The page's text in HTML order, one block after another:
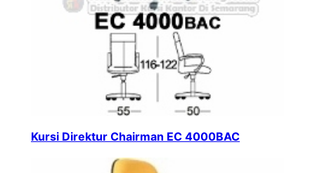
Kursi Direktur Chairman EC 4000BAC